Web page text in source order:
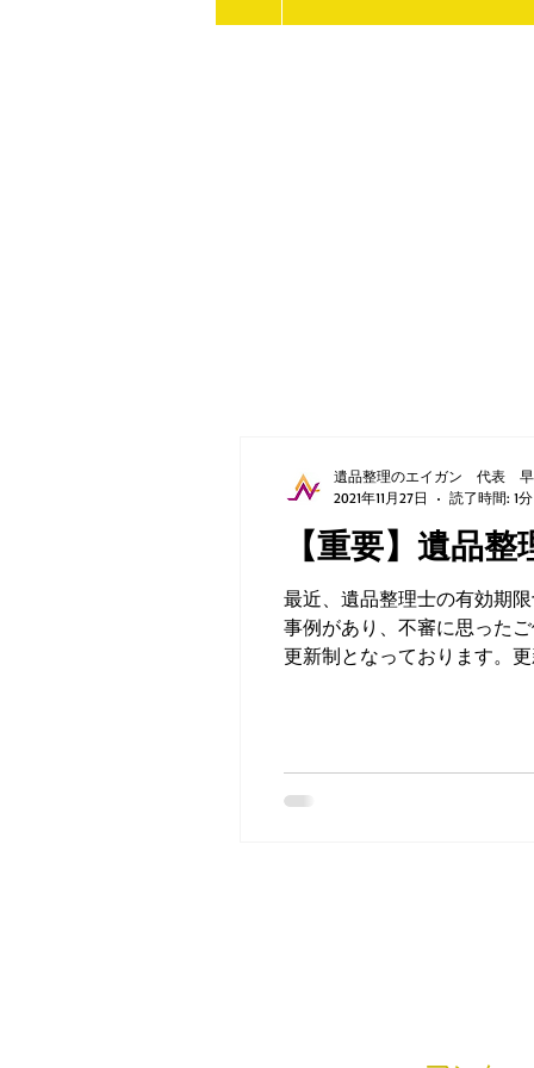
【重要】遺品
最近、遺品整理士の有効期
事例があり、不審に思ったご依頼人さ
更新制となっております。
遺品整理のエイガン 代表
2021年11月27日
読了時間: 1分